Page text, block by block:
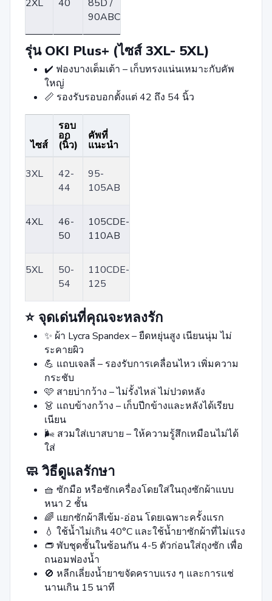
2XL 40
85D /
90ABC
รุ่น OKI Plus+ (ไซส์ 3XL- 5XL)
✔️ ฟองบางเต็มเต้า – เก็บทรงแน่นเหมาะกับคัพ
ใหญ่
📏 รองรับรอบอกตั้งแต่ 42 ถึง 54 นิ้ว
ไซส์
รอบ
อก
(นิ้ว)
คัพที่
แนะนำ
3XL
42-
44
95-
105AB
4XL
46-
50
105CDE-
110AB
5XL
50-
54
110CDE-
125
⭐ จุดเด่นที่คุณจะหลงรัก
✨ ผ้า Lycra Spandex – ยืดหยุ่นสูง เนียนนุ่ม ไม่
ระคายผิว
💪 แถบเจลลี่ – รองรับการเคลื่อนไหว เพิ่มความ
กระชับ
🩷 สายบ่ากว้าง – ไม่รั้งไหล่ ไม่ปวดหลัง
👗 แถบข้างกว้าง – เก็บปีกข้างและหลังได้เรียบ
เนียน
🌬️ สวมใส่เบาสบาย – ให้ความรู้สึกเหมือนไม่ได้
ใส่
🧼 วิธีดูแลรักษา
🧺 ซักมือ หรือซักเครื่องโดยใส่ในถุงซักผ้าแบบ
หนา 2 ชั้น
🌈 แยกซักผ้าสีเข้ม-อ่อน โดยเฉพาะครั้งแรก
💧 ใช้น้ำไม่เกิน 40°C และใช้น้ำยาซักผ้าที่ไม่แรง
👝 พับชุดชั้นในซ้อนกัน 4-5 ตัวก่อนใส่ถุงซัก เพื่อ
ถนอมฟองน้ำ
🚫 หลีกเลี่ยงน้ำยาขจัดคราบแรง ๆ และการแช่
นานเกิน 15 นาที